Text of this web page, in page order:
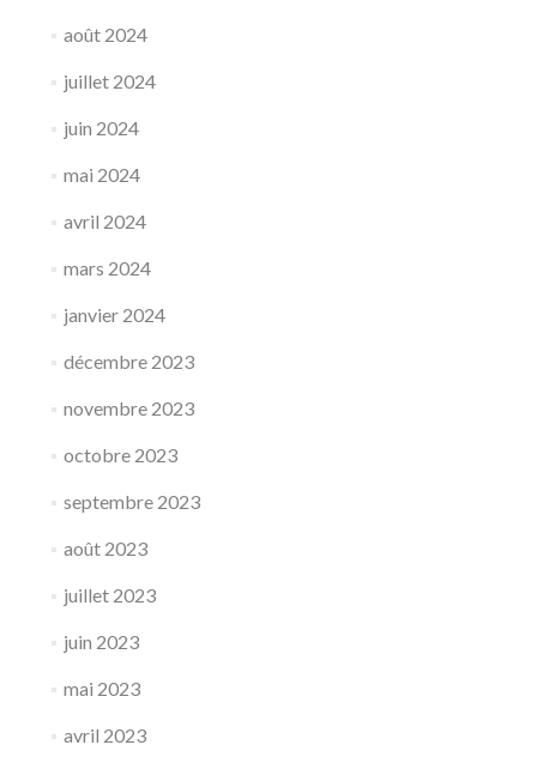
août 2024
juillet 2024
juin 2024
mai 2024
avril 2024
mars 2024
janvier 2024
décembre 2023
novembre 2023
octobre 2023
septembre 2023
août 2023
juillet 2023
juin 2023
mai 2023
avril 2023